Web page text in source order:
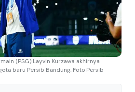
(PSG) Layvin Kurzawa akhirnya
baru Persib Bandung. Foto Persib